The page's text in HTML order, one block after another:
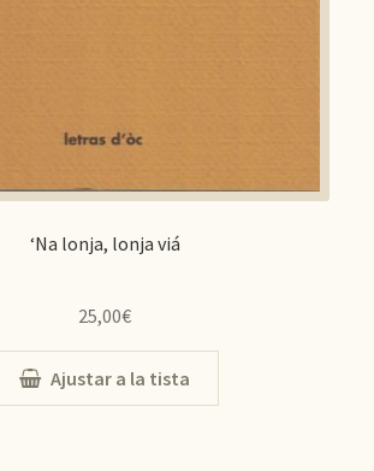
‘Na lonja, lonja viá
25,00€
Ajustar a la tista